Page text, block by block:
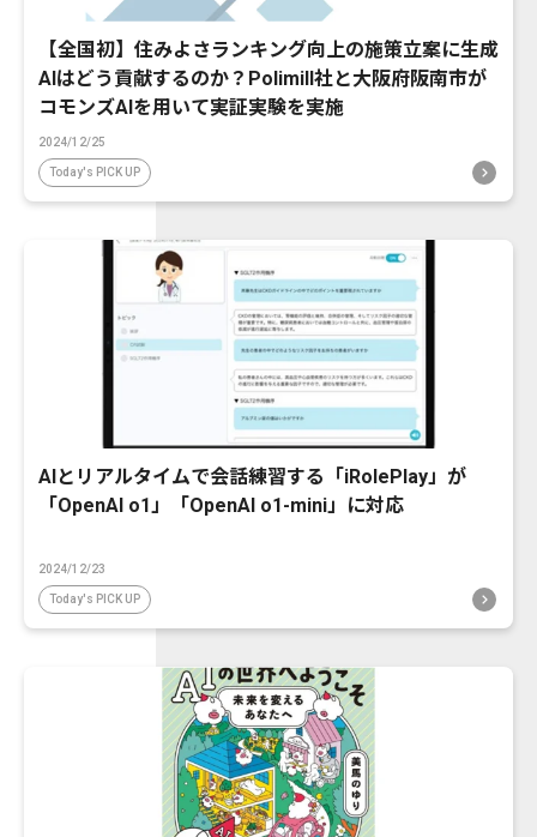
【全国初】住みよさランキング向上の施策立案に生成
AIはどう貢献するのか？Polimill社と大阪府阪南市が
コモンズAIを用いて実証実験を実施
2024/12/25
Today's PICK UP
AIとリアルタイムで会話練習する「iRolePlay」が
「OpenAI o1」「OpenAI o1-mini」に対応
2024/12/23
Today's PICK UP